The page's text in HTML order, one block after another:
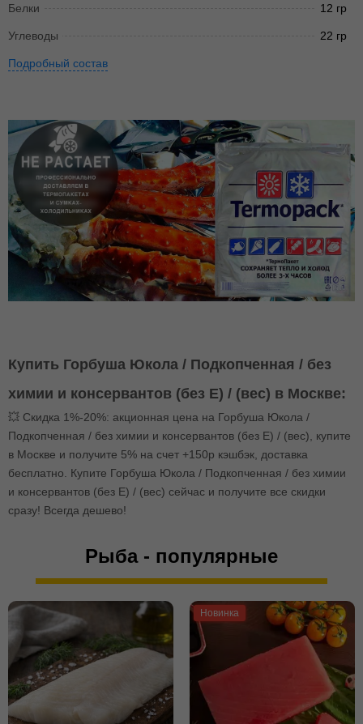
Белки 12 гр
Углеводы 22 гр
Подробный состав
Купить Горбуша Юкола / Подкопченная / без
химии и консервантов (без E) / (вес) в Москве:
💥 Скидка 1%-20%: акционная цена на Горбуша Юкола /
Подкопченная / без химии и консервантов (без E) / (вес), купите
в Москве и получите 5% на счет +150р кэшбэк, доставка
бесплатно. Купите Горбуша Юкола / Подкопченная / без химии
и консервантов (без E) / (вес) сейчас и получите все скидки
сразу! Всегда дешево!
Рыба - популярные
Новинка